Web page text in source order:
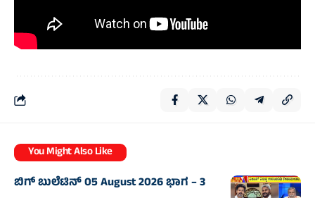
You Might Also Like
ಬಿಗ್‌ ಬುಲೆಟಿನ್‌ 05 August 2026 ಭಾಗ – 3